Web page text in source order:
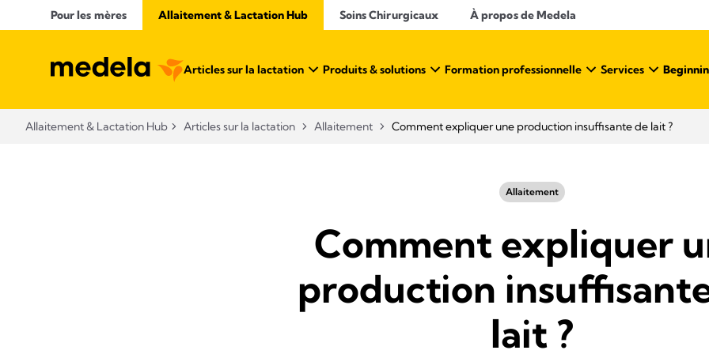
Pour les mères Allaitement & Lactation Hub​ Soins Chirurgicaux À propos de Medela
Articles sur la lactation Produits & solutions Formation professionnelle Services
Allaitement & Lactation Hub​ Articles sur la lactation Allaitement Comment expliquer une production insuffisante de lait ?
Allaitement
Comment expliquer
production
lait ?